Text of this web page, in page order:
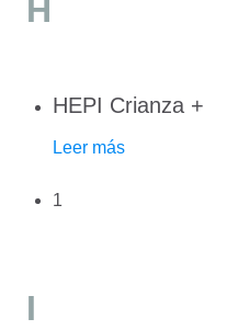
H
HEPI Crianza +
Leer más
1
I